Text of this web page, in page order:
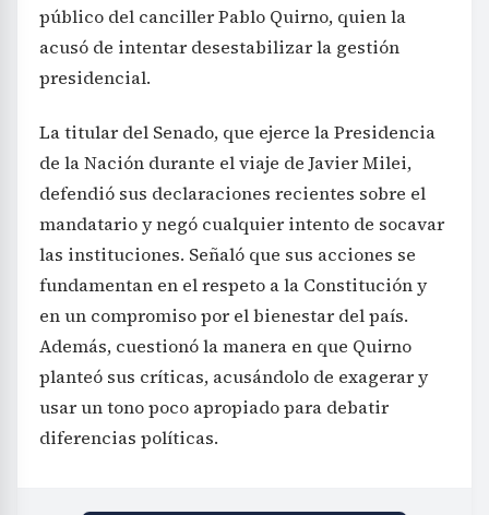
público del canciller Pablo Quirno, quien la
acusó de intentar desestabilizar la gestión
presidencial.
La titular del Senado, que ejerce la Presidencia
de la Nación durante el viaje de Javier Milei,
defendió sus declaraciones recientes sobre el
mandatario y negó cualquier intento de socavar
las instituciones. Señaló que sus acciones se
fundamentan en el respeto a la Constitución y
en un compromiso por el bienestar del país.
Además, cuestionó la manera en que Quirno
planteó sus críticas, acusándolo de exagerar y
usar un tono poco apropiado para debatir
diferencias políticas.